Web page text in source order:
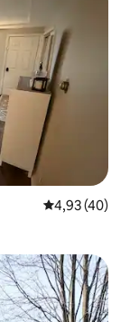
Vlerësimi
4,93 (40)